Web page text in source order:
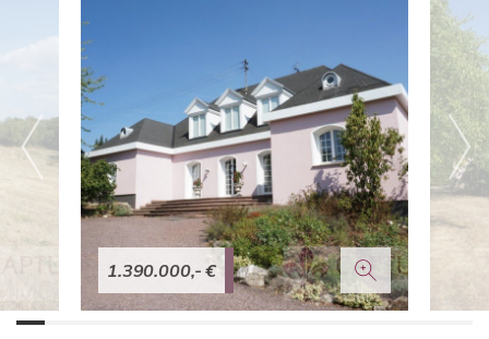
1.390.000,- €